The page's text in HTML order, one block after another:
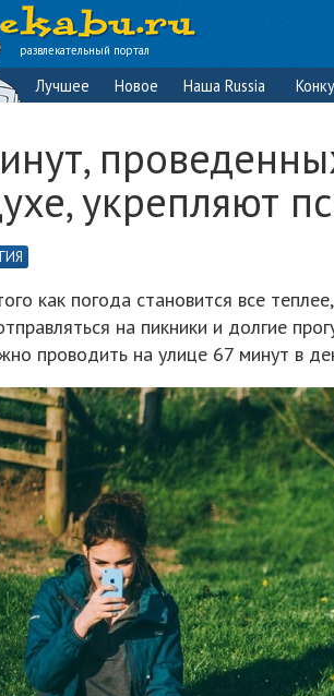
развлекательный портал
Лучшее Новое Наша Russia
укрепляют
как погода становится все
на пикники и долгие
проводить на улице 67 минут в